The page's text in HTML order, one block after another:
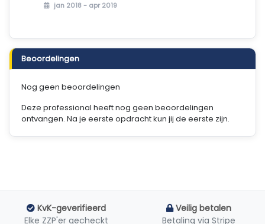
jan 2018 - apr 2019
Beoordelingen
Nog geen beoordelingen
Deze professional heeft nog geen beoordelingen
ontvangen. Na je eerste opdracht kun jij de eerste zijn.
KvK-geverifieerd
Elke ZZP'er gecheckt
Veilig betalen
Betaling via Stripe